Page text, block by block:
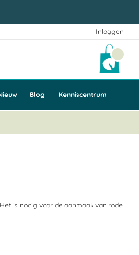
Inloggen
Blog Kenniscentrum
is nodig voor de aanmaak van rode